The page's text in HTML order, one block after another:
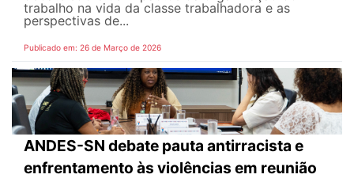
trabalho na vida da classe trabalhadora e as
perspectivas de...
Publicado em: 26 de Março de 2026
ANDES-SN debate pauta antirracista e
enfrentamento às violências em reunião